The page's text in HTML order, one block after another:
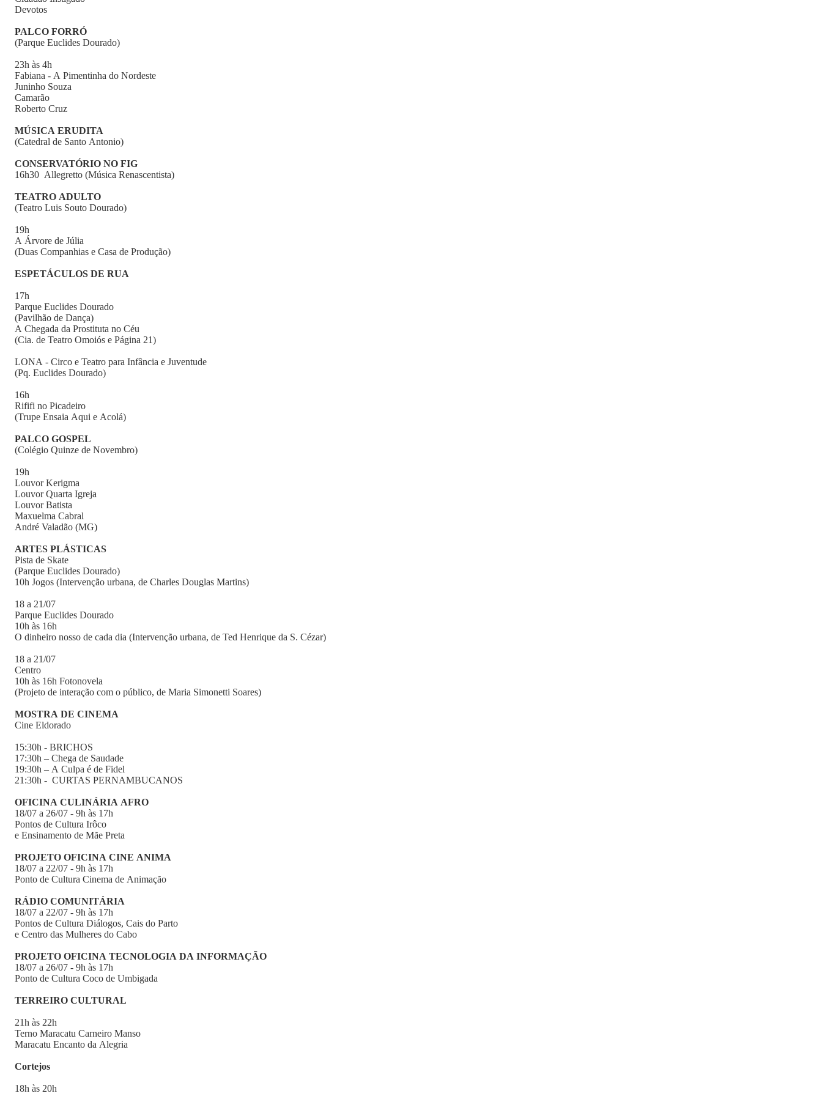
Devotos
PALCO FORRÓ
(Parque Euclides Dourado)
23h às 4h
Fabiana - A Pimentinha do Nordeste
Juninho Souza
Camarão
Roberto Cruz
MÚSICA ERUDITA
(Catedral de Santo Antonio)
CONSERVATÓRIO NO FIG
16h30 Allegretto (Música Renascentista)
TEATRO ADULTO
(Teatro Luis Souto Dourado)
19h
A Árvore de Júlia
(Duas Companhias e Casa de Produção)
ESPETÁCULOS DE RUA
17h
Parque Euclides Dourado
(Pavilhão de Dança)
A Chegada da Prostituta no Céu
(Cia. de Teatro Omoiós e Página 21)
LONA - Circo e Teatro para Infância e Juventude
(Pq. Euclides Dourado)
16h
Rififi no Picadeiro
(Trupe Ensaia Aqui e Acolá)
PALCO GOSPEL
(Colégio Quinze de Novembro)
19h
Louvor Kerigma
Louvor Quarta Igreja
Louvor Batista
Maxuelma Cabral
André Valadão (MG)
ARTES PLÁSTICAS
Pista de Skate
(Parque Euclides Dourado)
10h Jogos (Intervenção urbana, de Charles Douglas Martins)
18 a 21/07
Parque Euclides Dourado
10h às 16h
O dinheiro nosso de cada dia (Intervenção urbana, de Ted Henrique da S. Cézar)
18 a 21/07
Centro
10h às 16h Fotonovela
(Projeto de interação com o público, de Maria Simonetti Soares)
MOSTRA DE CINEMA
Cine Eldorado
15:30h - BRICHOS
17:30h – Chega de Saudade
19:30h – A Culpa é de Fidel
21:30h - CURTAS PERNAMBUCANOS
OFICINA CULINÁRIA AFRO
18/07 a 26/07 - 9h às 17h
Pontos de Cultura Irôco
e Ensinamento de Mãe Preta
PROJETO OFICINA CINE ANIMA
18/07 a 22/07 - 9h às 17h
Ponto de Cultura Cinema de Animação
RÁDIO COMUNITÁRIA
18/07 a 22/07 - 9h às 17h
Pontos de Cultura Diálogos, Cais do Parto
e Centro das Mulheres do Cabo
PROJETO OFICINA TECNOLOGIA DA INFORMAÇÃO
18/07 a 26/07 - 9h às 17h
Ponto de Cultura Coco de Umbigada
TERREIRO CULTURAL
21h às 22h
Terno Maracatu Carneiro Manso
Maracatu Encanto da Alegria
Cortejos
18h às 20h